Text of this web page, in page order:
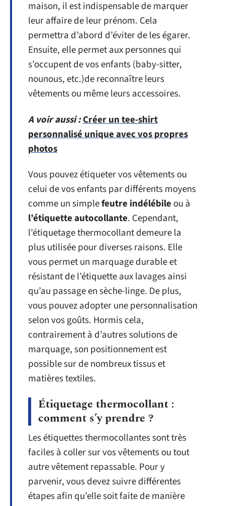
maison, il est indispensable de marquer
leur affaire de leur prénom. Cela
permettra d’abord d’éviter de les égarer.
Ensuite, elle permet aux personnes qui
s’occupent de vos enfants (baby-sitter,
nounous, etc.)de reconnaître leurs
vêtements ou même leurs accessoires.
A voir aussi :Créer un tee-shirt
personnalisé unique avec vos propres
photos
Vous pouvez étiqueter vos vêtements ou
celui de vos enfants par différents moyens
comme un simplefeutre indélébile ou à
l’étiquette autocollante. Cependant,
l’étiquetage thermocollant demeure la
plus utilisée pour diverses raisons. Elle
vous permet un marquage durable et
résistant de l’étiquette aux lavages ainsi
qu’au passage en sèche-linge. De plus,
vous pouvez adopter une personnalisation
selon vos goûts. Hormis cela,
contrairement à d’autres solutions de
marquage, son positionnement est
possible sur de nombreux tissus et
matières textiles.
Étiquetage thermocollant :
comment s’y prendre ?
Les étiquettes thermocollantes sont très
faciles à coller sur vos vêtements ou tout
autre vêtement repassable. Pour y
parvenir, vous devez suivre différentes
étapes afin qu’elle soit faite de manière